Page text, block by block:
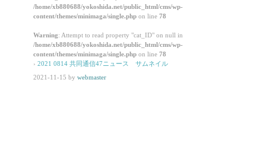
/home/xb880688/yokoshida.net/public_html/cms/wp-
content/themes/minimaga/single.php on line 78
Warning: Attempt to read property "cat_ID" on null in
/home/xb880688/yokoshida.net/public_html/cms/wp-
content/themes/minimaga/single.php on line 78
› 2021 0814 共同通信47ニュース サムネイル
2021-11-15 by webmaster